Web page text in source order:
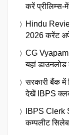
करें
Hindu
2026 करेंट
CG
यहां डाउनलोड
सरकारी बैंक में
देखें IBPS
IBPS Clerk
कम्पलीट